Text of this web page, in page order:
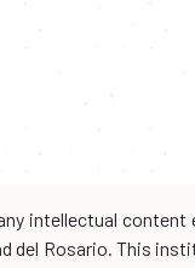
intellectual
del Rosario. This